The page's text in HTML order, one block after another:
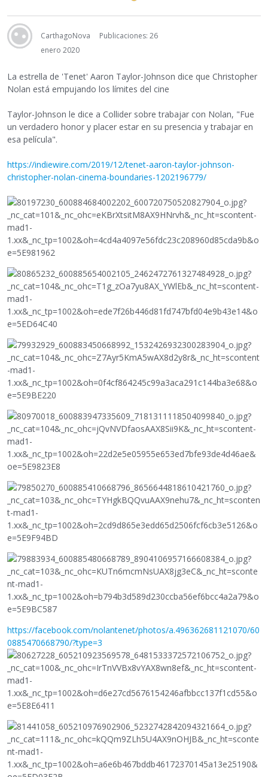
CarthagoNova
Publicaciones: 26
enero 2020
La estrella de 'Tenet' Aaron Taylor-Johnson dice que Christopher
Nolan está empujando los límites del cine
Taylor-Johnson le dice a Collider sobre trabajar con Nolan, "Fue
un verdadero honor y placer estar en su presencia y trabajar en
esa película".
https://indiewire.com/2019/12/tenet-aaron-taylor-johnson-
christopher-nolan-cinema-boundaries-1202196779/
https://facebook.com/nolantenet/photos/a.496362681121070/60
0885470668790/?type=3